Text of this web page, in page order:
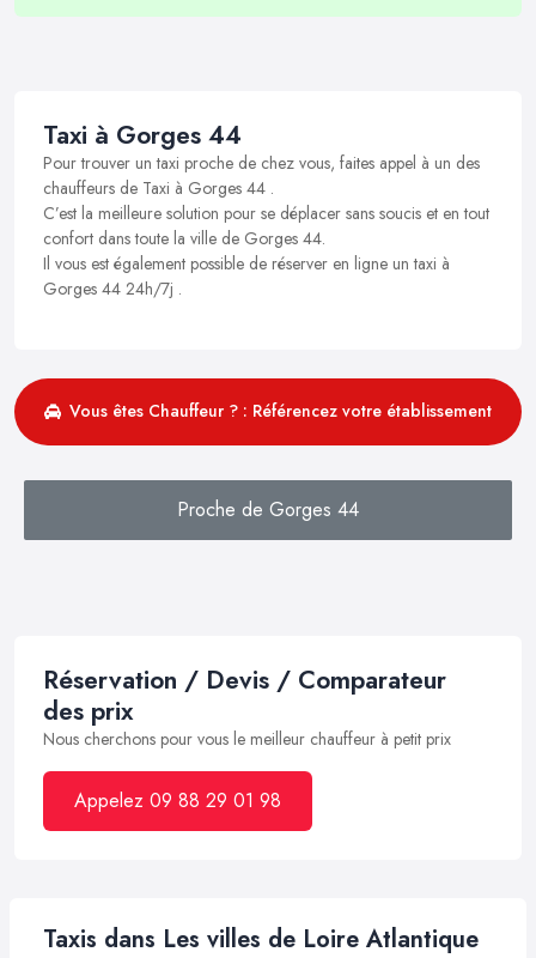
Taxi à Gorges 44
Pour trouver un taxi proche de chez vous, faites appel à un des
chauffeurs de Taxi à Gorges 44 .
C’est la meilleure solution pour se déplacer sans soucis et en tout
confort dans toute la ville de Gorges 44.
Il vous est également possible de réserver en ligne un taxi à
Gorges 44 24h/7j .
Vous êtes Chauffeur ? : Référencez votre établissement
Proche de Gorges 44
Réservation / Devis / Comparateur
des prix
Nous cherchons pour vous le meilleur chauffeur à petit prix
Appelez 09 88 29 01 98
Taxis dans Les villes de Loire Atlantique